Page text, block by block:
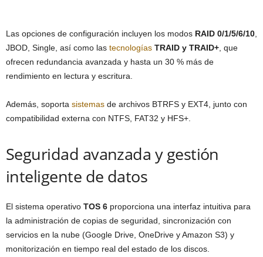
Las opciones de configuración incluyen los modos RAID 0/1/5/6/10
JBOD, Single, así como las tecnologías TRAID y TRAID+ , que
ofrecen redundancia avanzada y hasta un 30 % más de
rendimiento en lectura y escritura.
Además, soporta sistemas de archivos BTRFS y EXT4, junto con
compatibilidad externa con NTFS, FAT32 y HFS+.
Seguridad avanzada y gestión
inteligente de datos
El sistema operativo TOS 6 proporciona una interfaz intuitiva para
la administración de copias de seguridad, sincronización con
servicios en la nube (Google Drive, OneDrive y Amazon S3) y
monitorización en tiempo real del estado de los discos.